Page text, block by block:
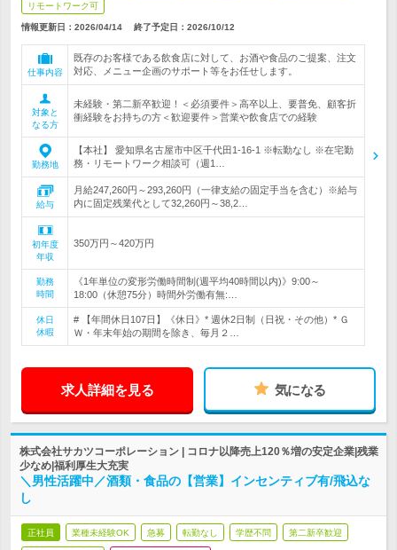
リモートワーク可
情報更新日：2026/04/14 終了予定日： 2026/10/12
仕事内容
既存のお客様である飲食店に対して、お酒や食品のご提案、注文
対応、メニュー企画のサポート等をお任せします。
対象と
なる方
未経験・第二新卒歓迎！＜必須要件＞高卒以上、要普免、顧客折
衝経験をお持ちの方＜歓迎要件＞営業や飲食店での経験
勤務地
【本社】 愛知県名古屋市中区千代田1-16-1 ※転勤なし ※在宅勤
務・リモートワーク相談可（週1…
給与
月給247,260円～293,260円（一律支給の固定手当を含む）※給与
内に固定残業代として32,260円～38,2…
初年度
年収
350万円～420万円
勤務
時間
《1年単位の変形労働時間制(週平均40時間以内)》9:00～
18:00（休憩75分）時間外労働有無:…
休日
休暇
# 【年間休日107日】《休日》* 週休2日制（日祝・その他）* Ｇ
Ｗ・年末年始の期間を除き、毎月２…
求人詳細を見る 気になる
株式会社サカツコーポレーション | コロナ以降売上120％増の安定企業|残業
少なめ|福利厚生大充実
＼男性活躍中／酒類・食品の【営業】インセンティブ有/飛込な
し
正社員 業種未経験OK 急募 転勤なし 学歴不問 第二新卒歓迎